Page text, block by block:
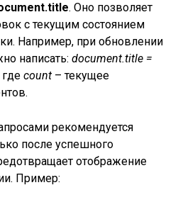
. Оно позволяет
с текущим состоянием
Например, при обновлении
написать:document.title =
гдеcount – текущее
рекомендуется
после успешного
отображение
Пример: